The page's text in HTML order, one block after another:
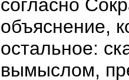
согласно
объяснение,
остальное:
вымыслом,